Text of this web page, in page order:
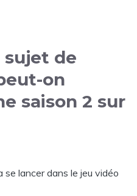
sujet de
on
saison 2 sur
lancer dans le jeu vidéo